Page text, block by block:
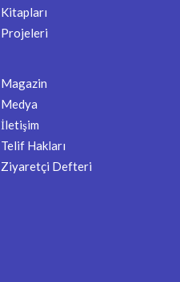
Kitapları
Projeleri
Magazin
Medya
İletişim
Telif Hakları
Ziyaretçi Defteri